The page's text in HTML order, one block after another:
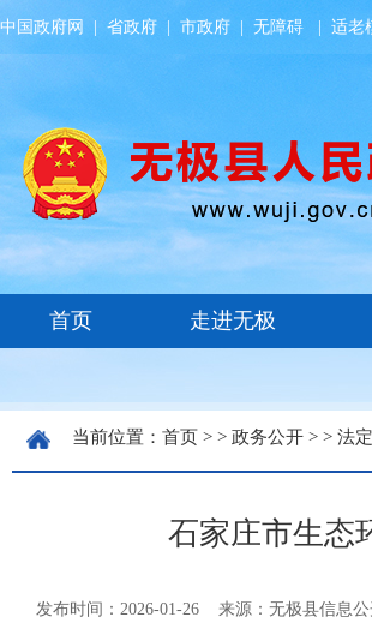
中国政府网 省政府 市政府 无障碍 适老
当前位置： 首页 > > 政务公开 > > 法
石家庄市生态
发布时间：2026-01-26 来源：无极县信息